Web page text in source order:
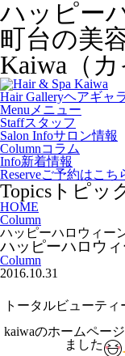
ハッピー
町台の美
Kaiwa（カ
Hair Galleryヘアギャ
Menu メニュー
Staffスタッフ
Salon Infoサロン情報
Columnコラム
Info新着情報
Reserveご予約はこち
Topics トピッ
HOME
Column
ハッピーハロウィー
ハッピーハロウィ
Column
2016.10.31
トータルビューテ
kaiwaのホームペー
ました